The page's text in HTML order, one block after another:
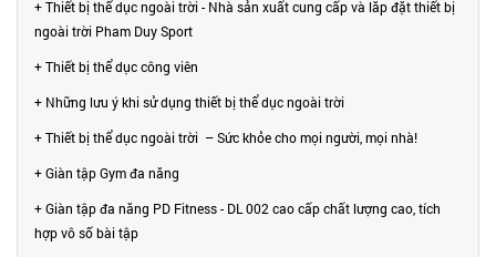
+ Thiết bị thể dục ngoài trời - Nhà sản xuất cung cấp và lắp đặt thiết bị
ngoài trời Pham Duy Sport
+ Thiết bị thể dục công viên
+ Những lưu ý khi sử dụng thiết bị thể dục ngoài trời
+ Thiết bị thể dục ngoài trời – Sức khỏe cho mọi người, mọi nhà!
+ Giàn tập Gym đa năng
+ Giàn tập đa năng PD Fitness - DL 002 cao cấp chất lượng cao, tích
hợp vô số bài tập